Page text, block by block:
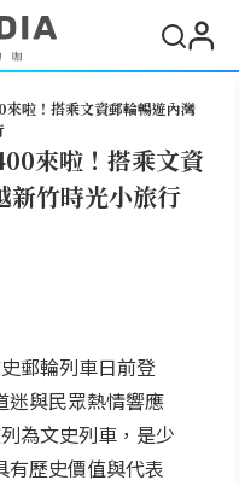
啦！搭乘文資郵輪暢遊內灣
來啦！搭乘文資
新竹時光小旅行
郵輪列車日前登
迷與民眾熱情響應
為文史列車，是少
有歷史價值與代表